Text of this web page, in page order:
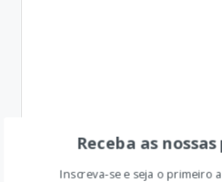
Receba as
Inscreva-se e seja o primeiro